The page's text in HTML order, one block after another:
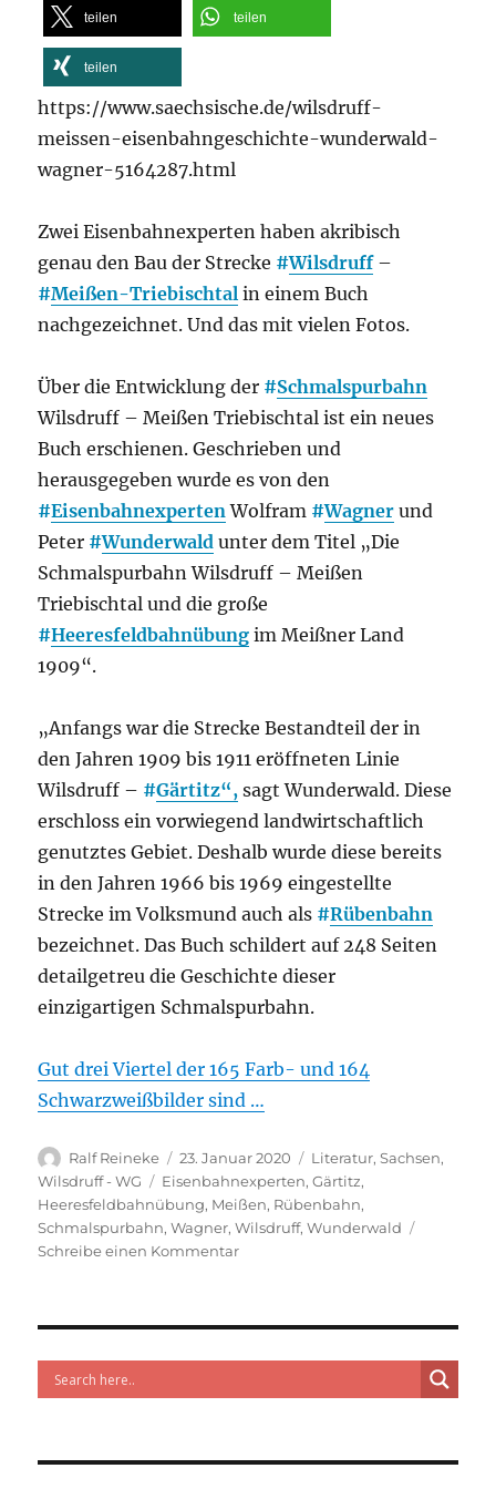
teilen teilen
teilen
https://www.saechsische.de/wilsdruff-
meissen-eisenbahngeschichte-wunderwald-
wagner-5164287.html
Zwei Eisenbahnexperten haben akribisch
genau den Bau der Strecke #Wilsdruff–
#Meißen-Triebischtal in einem Buch
nachgezeichnet. Und das mit vielen Fotos.
Über die Entwicklung der #Schmalspurbahn
Wilsdruff – Meißen Triebischtal ist ein neues
Buch erschienen. Geschrieben und
herausgegeben wurde es von den
#EisenbahnexpertenWolfram #Wagner und
Peter #Wunderwald unter dem Titel „Die
Schmalspurbahn Wilsdruff – Meißen
Triebischtal und die große
#Heeresfeldbahnübung im Meißner Land
1909“.
„Anfangs war die Strecke Bestandteil der in
den Jahren 1909 bis 1911 eröffneten Linie
Wilsdruff – #Gärtitz“, sagt Wunderwald. Diese
erschloss ein vorwiegend landwirtschaftlich
genutztes Gebiet. Deshalb wurde diese bereits
in den Jahren 1966 bis 1969 eingestellte
Strecke im Volksmund auch als #Rübenbahn
bezeichnet. Das Buch schildert auf 248 Seiten
detailgetreu die Geschichte dieser
einzigartigen Schmalspurbahn.
Gut drei Viertel der 165 Farb- und 164
Schwarzweißbilder sind …
Autor
Ralf Reineke
Veröffentlicht
am
23. Januar 2020 Kategorien
Literatur,Sachsen,
Wilsdruff - WG
Schlagwörter
Eisenbahnexperten,Gärtitz,
Heeresfeldbahnübung, Meißen, Rübenbahn,
Schmalspurbahn,Wagner,Wilsdruff,Wunderwald
Schreibe einen Kommentarzu
sz-